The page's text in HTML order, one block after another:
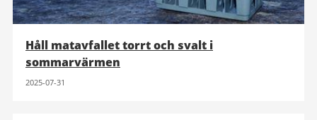
Håll matavfallet torrt och svalt i
sommarvärmen
2025-07-31